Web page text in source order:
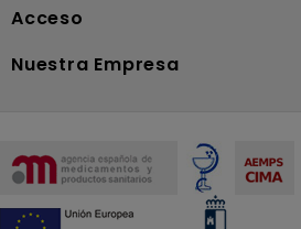
Acceso
Nuestra Empresa